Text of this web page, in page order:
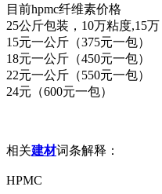
目前hpmc纤维素价格
25公斤包装，10万粘度,15
15元一公斤（375元一包）
18元一公斤（450元一包）
22元一公斤（550元一包）
24元（600元一包）
相关建材词条解释：
HPMC